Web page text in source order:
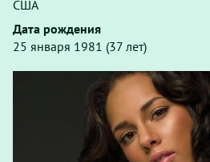
США
Дата рождения
25 января 1981 (37 лет)